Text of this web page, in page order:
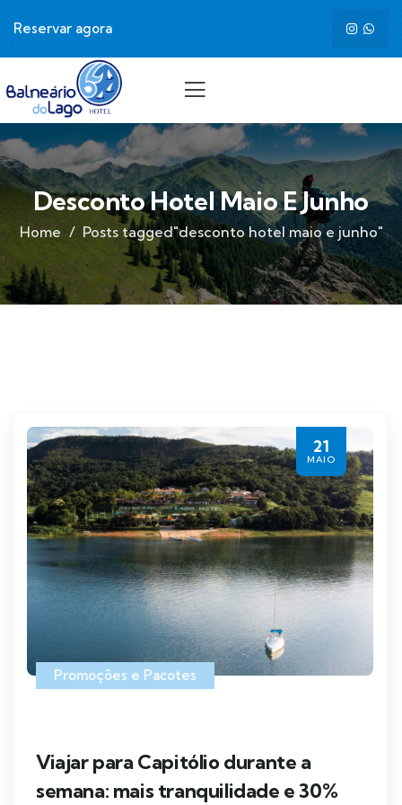
Reservar agora
Desconto Hotel Maio E Junho
Home Posts tagged"desconto hotel maio e junho"
21
MAIO
Promoções e Pacotes
Viajar para Capitólio durante a
semana: mais tranquilidade e 30%